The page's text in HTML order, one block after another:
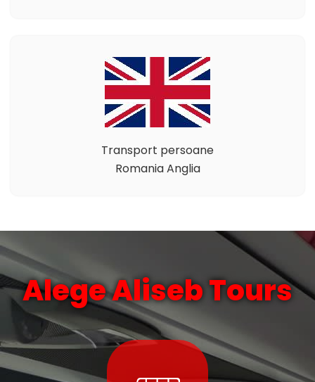
Transport persoane
Romania Anglia
Alege Aliseb Tours